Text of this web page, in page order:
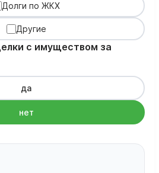
Долги по ЖКХ
Другие
с имуществом за
да
нет